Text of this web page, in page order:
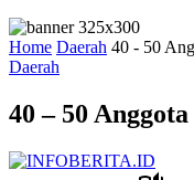
Home Daerah 40 - 50
Daerah
40 – 50